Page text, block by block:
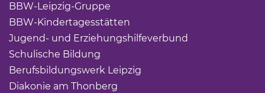
BBW-Leipzig-Gruppe
BBW-Kindertagesstätten
Jugend- und Erziehungshilfeverbund
Schulische Bildung
Berufsbildungswerk Leipzig
Diakonie am Thonberg